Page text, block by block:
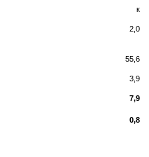
к
2,0
55,6
3,9
7,9
0,8